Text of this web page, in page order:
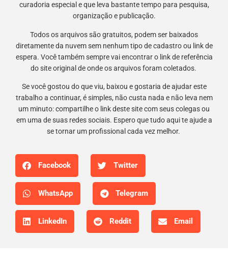
curadoria especial e que leva bastante tempo para pesquisa,
organização e publicação.
Todos os arquivos são gratuitos, podem ser baixados
diretamente da nuvem sem nenhum tipo de cadastro ou link de
espera. Você também sempre vai encontrar o link de referência
do site original de onde os arquivos foram coletados.
Se você gostou do que viu, baixou e gostaria de ajudar este
trabalho a continuar, é simples, não custa nada e não leva nem
um minuto: compartilhe o link deste site com seus colegas ou
em uma de suas redes sociais. Espero que tudo aqui te ajude a
se tornar um profissional cada vez melhor.
Facebook Twitter
WhatsApp Telegram
LinkedIn Reddit Email